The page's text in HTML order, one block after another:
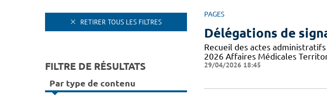
PAGES
Délégations de
Recueil des actes
2026 Affaires Médicales
29/04/2026 18:45
RETIRER TOUS LES FILTRES
FILTRE DE RÉSULTATS
Par type de contenu